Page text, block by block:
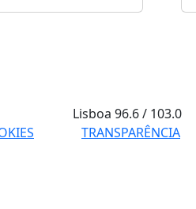
Lisboa96.6 / 103.0
TRANSPARÊNCIA